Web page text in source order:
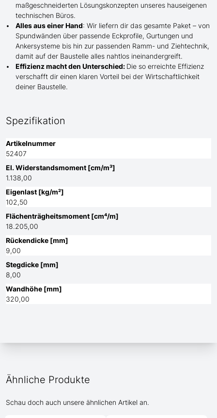
maßgeschneiderten Lösungskonzepten unseres hauseigenen
technischen Büros.
Alles aus einer Hand: Wir liefern dir das gesamte Paket – von
Spundwänden über passende Eckprofile, Gurtungen und
Ankersysteme bis hin zur passenden Ramm- und Ziehtechnik,
damit auf der Baustelle alles nahtlos ineinandergreift.
Effizienz macht den Unterschied: Die so erreichte Effizienz
verschafft dir einen klaren Vorteil bei der Wirtschaftlichkeit
deiner Baustelle.
Spezifikation
Artikelnummer
52407
El. Widerstandsmoment [cm/m³]
1.138,00
Eigenlast [kg/m²]
102,50
Flächenträgheitsmoment [cm⁴/m]
18.205,00
Rückendicke [mm]
9,00
Stegdicke [mm]
8,00
Wandhöhe [mm]
320,00
Ähnliche Produkte
Schau doch auch unsere ähnlichen Artikel an.